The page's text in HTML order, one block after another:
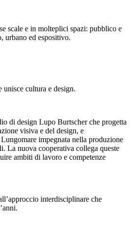
scale e in molteplici spazi: pubblico e
urbano ed espositivo.
cultura e design.
di design Lupo Burtscher che progetta
visiva e del design, e
impegnata nella produzione
La nuova cooperativa collega queste
ambiti di lavoro e competenze
interdisciplinare che